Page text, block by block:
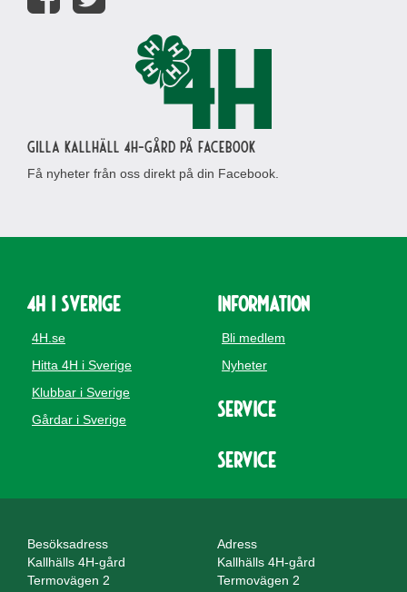
Gilla Kallhäll 4H-gård på Facebook
Få nyheter från oss direkt på din Facebook.
4H i Sverige
4H.se
Hitta 4H i Sverige
Klubbar i Sverige
Gårdar i Sverige
Information
Bli medlem
Nyheter
Service
Service
Besöksadress
Kallhälls 4H-gård
Termovägen 2
Adress
Kallhälls 4H-gård
Termovägen 2